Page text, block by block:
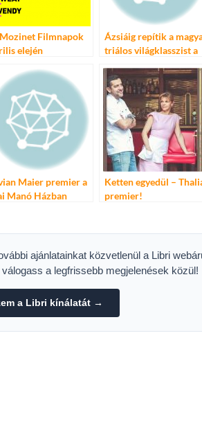
Filmnapok
elején
Ázsiáig repítik a
triálos világklasszist a
Maier premier a
Manó Házban
Ketten egyedül –
premier!
ajánlatainkat közvetlenül a Libri
a legfrissebb megjelenések közül!
a Libri kínálatát →